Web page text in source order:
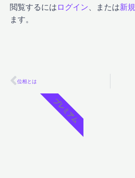
閲覧するには ログイン、または新
ます。
Prev
位相とは
プレミアム